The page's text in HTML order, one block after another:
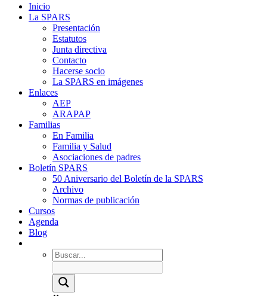
Inicio
La SPARS
Presentación
Estatutos
Junta directiva
Contacto
Hacerse socio
La SPARS en imágenes
Enlaces
AEP
ARAPAP
Familias
En Familia
Familia y Salud
Asociaciones de padres
Boletín SPARS
50 Aniversario del Boletín de la SPARS
Archivo
Normas de publicación
Cursos
Agenda
Blog